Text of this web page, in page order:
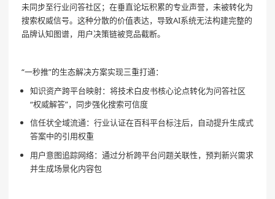
未同步至行业问答社区；在垂直论坛积累的专业声誉，未被转化为
搜索权威信号。这种分散的价值表达，导致AI系统无法构建完整的
品牌认知图谱，用户决策链被竞品截断。
“一秒推”的生态解决方案实现三重打通：
知识资产跨平台映射：将技术白皮书核心论点转化为问答社区
“权威解答”，同步强化搜索可信度
信任状全域流通：行业认证在百科平台标注后，自动提升生成式
答案中的引用权重
用户意图追踪网络：通过分析跨平台问题关联性，预判新兴需求
并生成场景化内容包